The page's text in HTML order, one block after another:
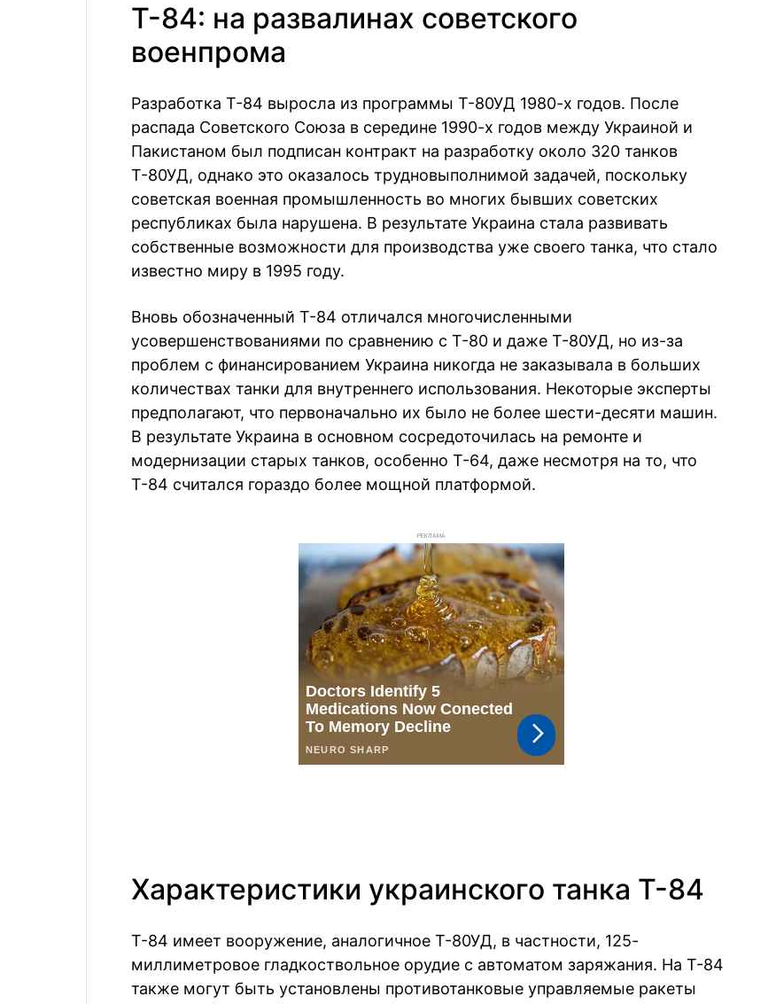
Т-84: на развалинах советского
военпрома
Разработка Т-84 выросла из программы Т-80УД 1980-х годов. После
распада Советского Союза в середине 1990-х годов между Украиной и
Пакистаном был подписан контракт на разработку около 320 танков
Т-80УД, однако это оказалось трудновыполнимой задачей, поскольку
советская военная промышленность во многих бывших советских
республиках была нарушена. В результате Украина стала развивать
собственные возможности для производства уже своего танка, что стало
известно миру в 1995 году.
Вновь обозначенный Т-84 отличался многочисленными
усовершенствованиями по сравнению с Т-80 и даже Т-80УД, но из-за
проблем с финансированием Украина никогда не заказывала в больших
количествах танки для внутреннего использования. Некоторые эксперты
предполагают, что первоначально их было не более шести-десяти машин.
В результате Украина в основном сосредоточилась на ремонте и
модернизации старых танков, особенно Т-64, даже несмотря на то, что
Т-84 считался гораздо более мощной платформой.
РЕКЛАМА
Характеристики украинского танка Т-84
Т-84 имеет вооружение, аналогичное Т-80УД, в частности, 125-
миллиметровое гладкоствольное орудие с автоматом заряжания. На Т-84
также могут быть установлены противотанковые управляемые ракеты